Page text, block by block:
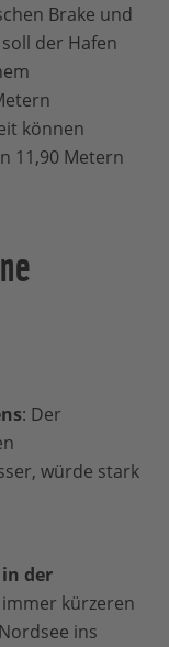
Brake und
der Hafen
können
11,90 Metern
: Der
würde stark
der
kürzeren
ins